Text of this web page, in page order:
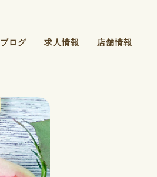
店舗情報
求人情報
ブログ